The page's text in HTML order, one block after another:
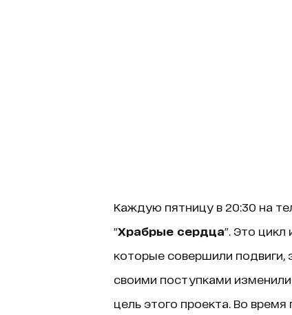
Каждую пятницу в 20:30 на
"Храбрые сердца". Это цикл
которые совершили подвиги,
своими поступками
цель этого проекта. Во